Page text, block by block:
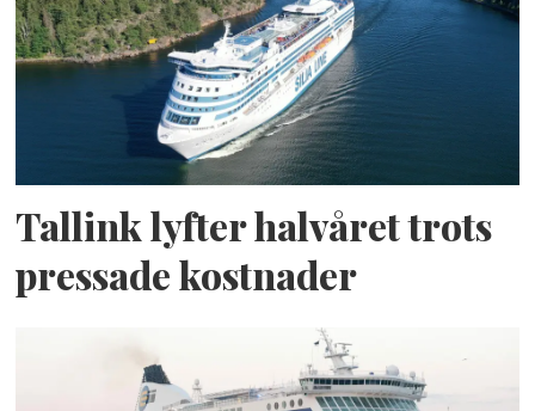
Tallink lyfter halvåret trots
pressade kostnader